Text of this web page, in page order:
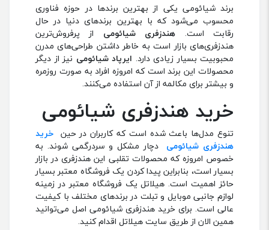
برند شیائومی یکی از بهترین برندها در حوزه فناوری
محسوب می‌شود که با بهترین برندهای دنیا در حال
رقابت است. هندزفری شیائومی از پرفروش‌ترین
هندزفری‌های بازار است به خاطر داشتن طراحی‌های مدرن
محبوبیت بسیار زیادی دارد. ایرپاد شیائومی نیز از دیگر
محصولات این برند است که امروزه افراد به صورت روزمره
و بیشتر برای مکالمه از آن استفاده می‌کنند.
خرید هندزفری شیائومی
تنوع مدل‌ها باعث شده است که کاربران در حین خرید
هندزفری شیائومی دچار مشکل و سردرگمی شوند. به
خصوص امروزه که محصولات تقلبی این هندزفری در بازار
بسیار است، بنابراین پیدا کردن یک فروشگاه معتبر بسیار
حائز اهمیت است. هیلاتل یک فروشگاه معتبر در زمینه
لوازم جانبی موبایل و تبلت در برندهای مختلف با کیفیت
عالی است. برای خرید هندزفری شیائومی اصل می‌توانید
همین الان از طریق سایت هیلاتل اقدام کنید.